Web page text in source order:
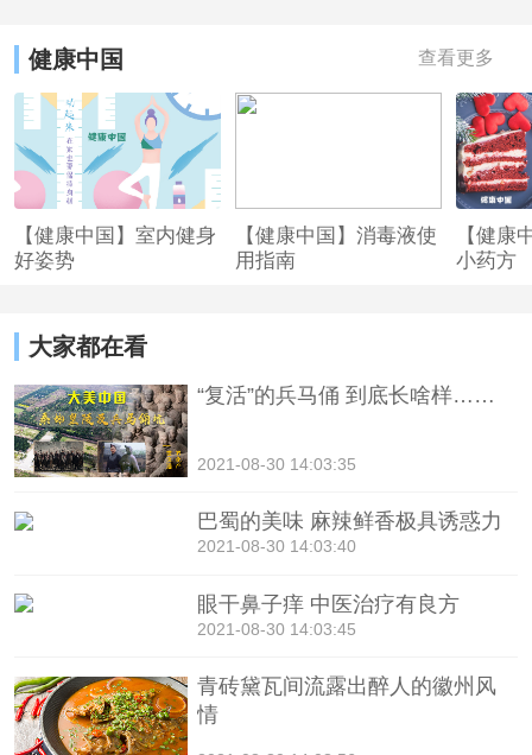
健康中国 查看更多
【健康中国】室内健身
好姿势
【健康中国】消毒液使
用指南
【健康
小药方
大家都在看
“复活”的兵马俑 到底长啥样……
2021-08-30 14:03:35
巴蜀的美味 麻辣鲜香极具诱惑力
2021-08-30 14:03:40
眼干鼻子痒 中医治疗有良方
2021-08-30 14:03:45
青砖黛瓦间流露出醉人的徽州风
情